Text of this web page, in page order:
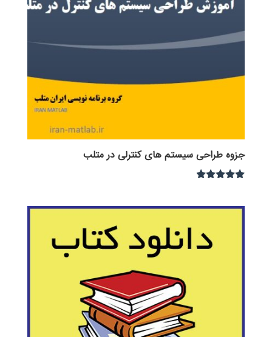
جزوه طراحی سیستم های کنترلی در متلب
از 5